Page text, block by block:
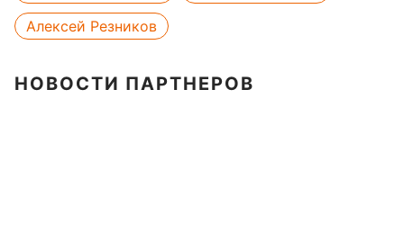
Алексей Резников
НОВОСТИ ПАРТНЕРОВ